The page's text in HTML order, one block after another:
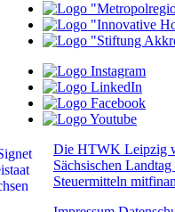
Die HTWK Leipzig
Sächsischen
Steuermitteln